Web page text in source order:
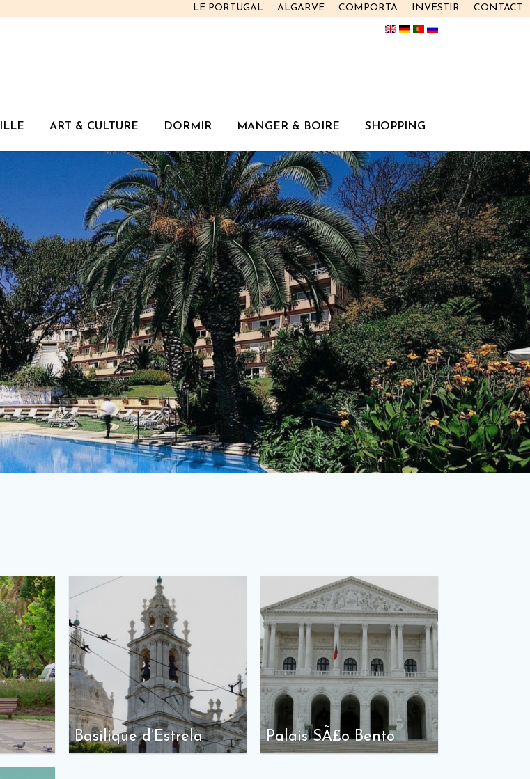
CONTACT
INVESTIR
COMPORTA
ALGARVE
LE PORTUGAL
ART & CULTURE DORMIR MANGER & BOIRE SHOPPING
Basilique d’Estrela Palais SÃ£o Bento